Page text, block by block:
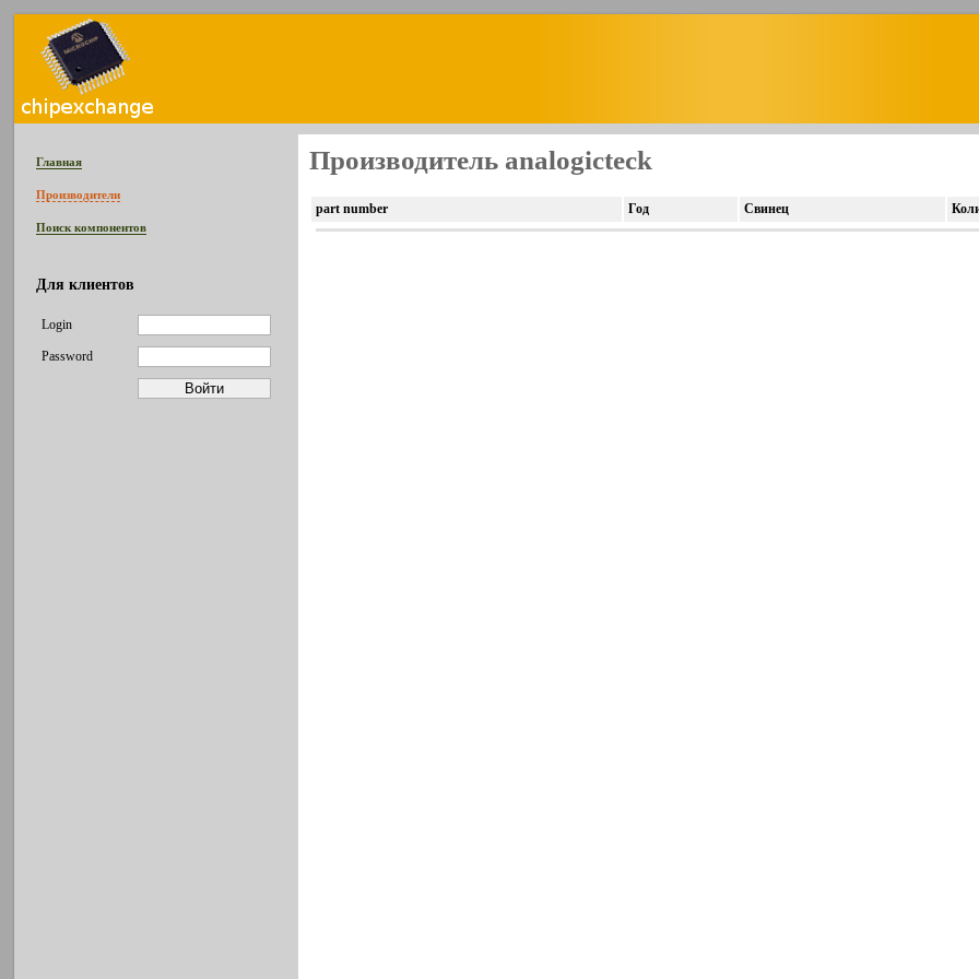
Главная
Производители
Поиск компонентов
Для клиентов
Login
Password
Производитель analogicteck
part number Год Свинец